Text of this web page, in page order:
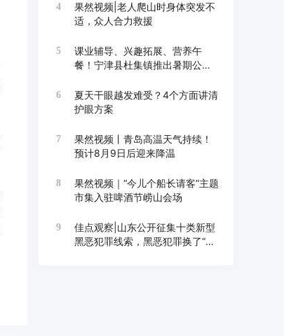
4
果然视频|老人爬山时身体突发不
适，众人合力救援
5
课业辅导、兴趣拓展、营养午
餐！宁津县杜集镇推出暑期公益
6
夏天干眼越发难受？4个方面讲清
护眼方案
7
果然视频丨青岛高温天气持续！
预计8月9日后迎来降温
8
果然视频｜“今儿个船长请客”主题
市集入驻啤酒节崂山会场
9
佳点观察|山东公开征集十类新型
黑恶犯罪线索，黑恶犯罪换了“马